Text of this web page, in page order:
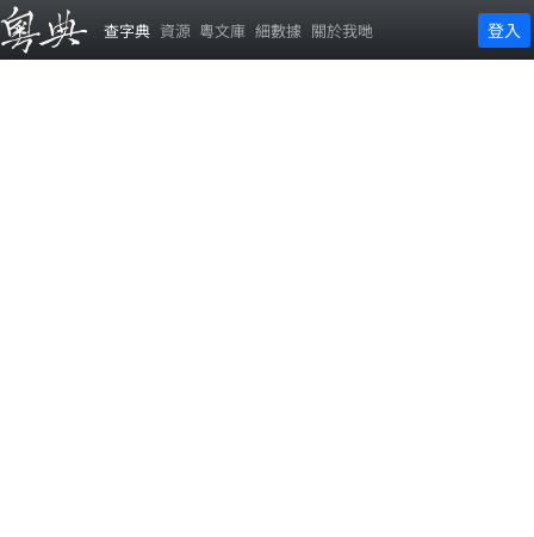
查字典 資源 粵文庫 細數據 關於我哋 登入